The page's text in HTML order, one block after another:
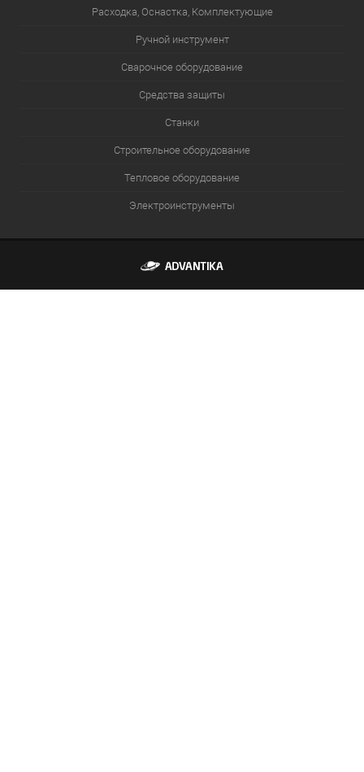
Расходка, Оснастка, Комплектующие
Ручной инструмент
Сварочное оборудование
Средства защиты
Станки
Строительное оборудование
Тепловое оборудование
Электроинструменты